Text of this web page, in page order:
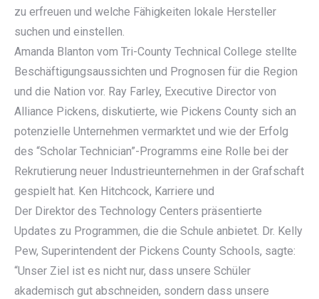
zu erfreuen und welche Fähigkeiten lokale Hersteller
suchen und einstellen.
Amanda Blanton vom Tri-County Technical College stellte
Beschäftigungsaussichten und Prognosen für die Region
und die Nation vor. Ray Farley, Executive Director von
Alliance Pickens, diskutierte, wie Pickens County sich an
potenzielle Unternehmen vermarktet und wie der Erfolg
des “Scholar Technician”-Programms eine Rolle bei der
Rekrutierung neuer Industrieunternehmen in der Grafschaft
gespielt hat. Ken Hitchcock, Karriere und
Der Direktor des Technology Centers präsentierte
Updates zu Programmen, die die Schule anbietet. Dr. Kelly
Pew, Superintendent der Pickens County Schools, sagte:
“Unser Ziel ist es nicht nur, dass unsere Schüler
akademisch gut abschneiden, sondern dass unsere